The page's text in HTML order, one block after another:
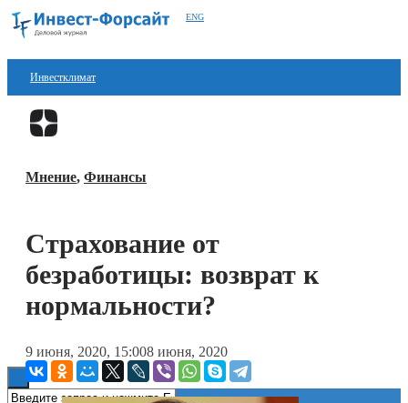
ENG
Инвестклимат
Финансы
Блокчейн
Технологии
Мнение, Финансы
Страхование от
безработицы: возврат к
нормальности?
9 июня, 2020, 15:008 июня, 2020